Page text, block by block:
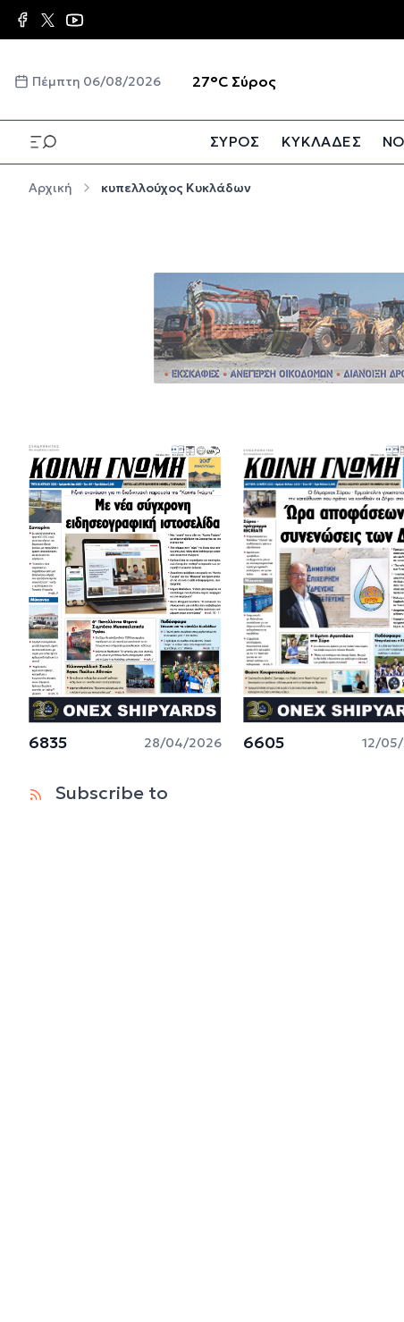
Παράκαμψη προς το κυρίως περιεχόμενο
Πέμπτη 06/08/2026 27°C Σύρος
ΣΥΡΟΣ ΚΥΚΛΑΔΕΣ
Αρχική κυπελλούχος Κυκλάδων
6835 28/04/2026 6605 12/
Subscribe to